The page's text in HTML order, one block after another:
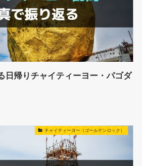
日帰りチャイティーヨー・パゴダ
チャイティーヨー（ゴールデンロック）